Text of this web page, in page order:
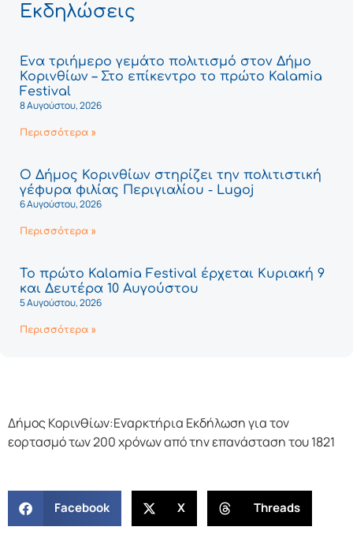
Εκδηλώσεις
Ένα τριήμερο γεμάτο πολιτισμό στον Δήμο
Κορινθίων – Στο επίκεντρο το πρώτο Kalamia
Festival
8 Αυγούστου, 2026
Περισσότερα »
Ο Δήμος Κορινθίων στηρίζει την πολιτιστική
γέφυρα φιλίας Περιγιαλίου - Lugoj
6 Αυγούστου, 2026
Περισσότερα »
Το πρώτο Kalamia Festival έρχεται Κυριακή 9
και Δευτέρα 10 Αυγούστου
5 Αυγούστου, 2026
Περισσότερα »
Δήμος Κορινθίων:Εναρκτήρια Εκδήλωση για τον
εορτασμό των 200 χρόνων από την επανάσταση του 1821
Facebook X Threads